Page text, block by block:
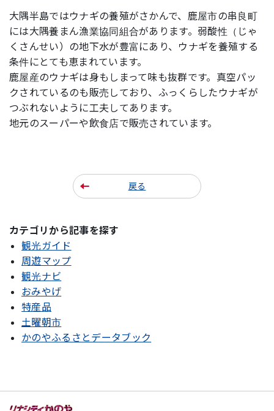
大隅半島ではウナギの養殖がさかんで、鹿屋市の串良町
には大隅養まん漁業協同組合があります。弱酸性（じゃ
くさんせい）の地下水が豊富にあり、ウナギを養殖する
条件にとても恵まれています。
鹿屋産のウナギは身もしまって味も抜群です。真空パッ
クされているのも販売しており、ふっくらしたウナギが
つぶれないように工夫してあります。
地元のスーパーや飲食店で販売されています。
戻る
カテゴリから記事を探す
観光ガイド
周遊マップ
観光ナビ
おみやげ
特産品
土曜朝市
かのやふるさとデータブック